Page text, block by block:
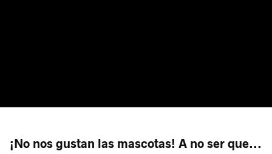
¡No nos gustan las mascotas! A no ser que...